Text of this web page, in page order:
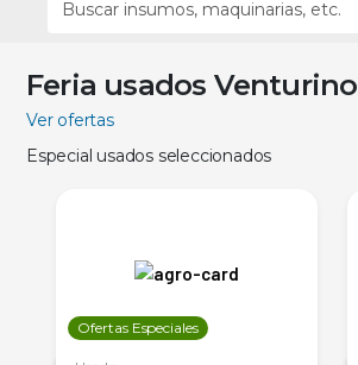
Feria usados Venturino
Ver ofertas
Especial usados seleccionados
Ofertas Especiales